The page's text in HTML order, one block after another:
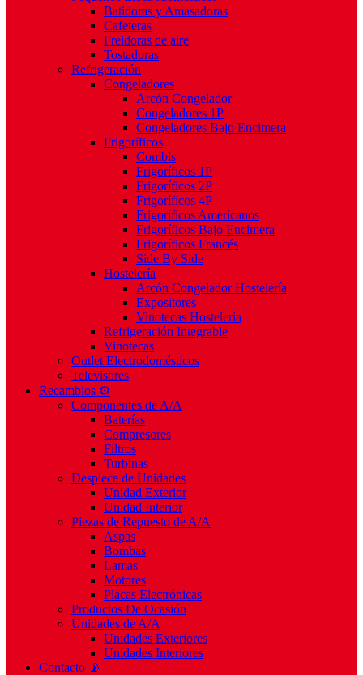
Batidoras y Amasadoras
Cafeteras
Freidoras de aire
Tostadoras
Refrigeración
Congeladores
Arcón Congelador
Congeladores 1P
Congeladores Bajo Encimera
Frigoríficos
Combis
Frigoríficos 1P
Frigoríficos 2P
Frigoríficos 4P
Frigoríficos Americanos
Frigoríficos Bajo Encimera
Frigoríficos Francés
Side By Side
Hostelería
Arcón Congelador Hostelería
Expositores
Vinotecas Hostelería
Refrigeración Integrable
Vinotecas
Outlet Electrodomésticos
Televisores
Recambios ⚙️
Componentes de A/A
Baterías
Compresores
Filtros
Turbinas
Despiece de Unidades
Unidad Exterior
Unidad Interior
Piezas de Repuesto de A/A
Aspas
Bombas
Lamas
Motores
Placas Electrónicas
Productos De Ocasión
Unidades de A/A
Unidades Exteriores
Unidades Interiores
Contacto 📡